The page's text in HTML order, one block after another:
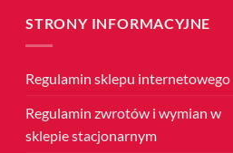
STRONY INFORMACYJNE
Regulamin sklepu internetowego
Regulamin zwrotów i wymian w
sklepie stacjonarnym